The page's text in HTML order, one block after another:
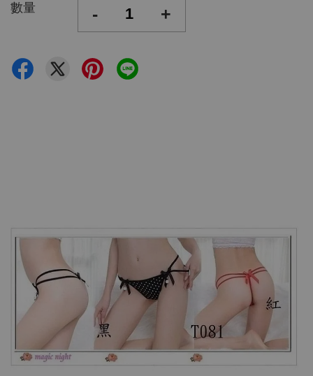
數量 - +